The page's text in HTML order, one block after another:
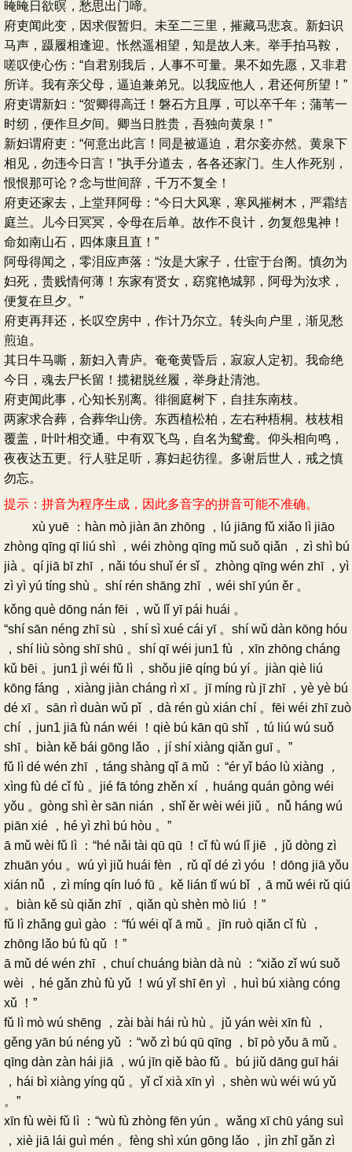
晻晻日欲暝，愁思出门啼。
府吏闻此变，因求假暂归。未至二三里，摧藏马悲哀。新妇识
马声，蹑履相逢迎。怅然遥相望，知是故人来。举手拍马鞍，
嗟叹使心伤：“自君别我后，人事不可量。果不如先愿，又非君
所详。我有亲父母，逼迫兼弟兄。以我应他人，君还何所望！”
府吏谓新妇：“贺卿得高迁！磐石方且厚，可以卒千年；蒲苇一
时纫，便作旦夕间。卿当日胜贵，吾独向黄泉！”
新妇谓府吏：“何意出此言！同是被逼迫，君尔妾亦然。黄泉下
相见，勿违今日言！”执手分道去，各各还家门。生人作死别，
恨恨那可论？念与世间辞，千万不复全！
府吏还家去，上堂拜阿母：“今日大风寒，寒风摧树木，严霜结
庭兰。儿今日冥冥，令母在后单。故作不良计，勿复怨鬼神！
命如南山石，四体康且直！”
阿母得闻之，零泪应声落：“汝是大家子，仕宦于台阁。慎勿为
妇死，贵贱情何薄！东家有贤女，窈窕艳城郭，阿母为汝求，
便复在旦夕。”
府吏再拜还，长叹空房中，作计乃尔立。转头向户里，渐见愁
煎迫。
其日牛马嘶，新妇入青庐。奄奄黄昏后，寂寂人定初。我命绝
今日，魂去尸长留！揽裙脱丝履，举身赴清池。
府吏闻此事，心知长别离。徘徊庭树下，自挂东南枝。
两家求合葬，合葬华山傍。东西植松柏，左右种梧桐。枝枝相
覆盖，叶叶相交通。中有双飞鸟，自名为鸳鸯。仰头相向鸣，
夜夜达五更。行人驻足听，寡妇起彷徨。多谢后世人，戒之慎
勿忘。
提示：拼音为程序生成，因此多音字的拼音可能不准确。
xù yuē ：hàn mò jiàn ān zhōng ，lú jiāng fǔ xiǎo lì jiāo
zhòng qīng qī liú shì ，wéi zhòng qīng mǔ suǒ qiǎn ，zì shì bú
jià 。qí jiā bī zhī ，nǎi tóu shuǐ ér sǐ 。zhòng qīng wén zhī ，yì
zì yì yú tíng shù 。shí rén shāng zhī ，wéi shī yún ěr 。
kǒng què dōng nán fēi ，wǔ lǐ yī pái huái 。
“shí sān néng zhī sù ，shí sì xué cái yī 。shí wǔ dàn kōng hóu
，shí liù sòng shī shū 。shí qī wéi jun1 fù ，xīn zhōng cháng
kǔ bēi 。jun1 jì wéi fǔ lì ，shǒu jiē qíng bú yí 。jiàn qiè liú
kōng fáng ，xiàng jiàn cháng rì xī 。jī míng rù jī zhī ，yè yè bú
dé xī 。sān rì duàn wǔ pǐ ，dà rén gù xián chí 。fēi wéi zhī zuò
chí ，jun1 jiā fù nán wéi ！qiè bú kān qū shǐ ，tú liú wú suǒ
shī 。biàn kě bái gōng lǎo ，jí shí xiàng qiǎn guī 。”
fǔ lì dé wén zhī ，táng shàng qǐ ā mǔ ：“ér yǐ báo lù xiàng ，
xìng fù dé cǐ fù 。jié fā tóng zhěn xí ，huáng quán gòng wéi
yǒu 。gòng shì èr sān nián ，shǐ ěr wèi wéi jiǔ 。nǚ háng wú
piān xié ，hé yì zhì bú hòu 。”
ā mǔ wèi fǔ lì ：“hé nǎi tài qū qū ！cǐ fù wú lǐ jiē ，jǔ dòng zì
zhuān yóu 。wú yì jiǔ huái fèn ，rǔ qǐ dé zì yóu ！dōng jiā yǒu
xián nǚ ，zì míng qín luó fū 。kě lián tǐ wú bǐ ，ā mǔ wéi rǔ qiú
。biàn kě sù qiǎn zhī ，qiǎn qù shèn mò liú ！”
fǔ lì zhǎng guì gào ：“fú wéi qǐ ā mǔ 。jīn ruò qiǎn cǐ fù ，
zhōng lǎo bú fù qǔ ！”
ā mǔ dé wén zhī ，chuí chuáng biàn dà nù ：“xiǎo zǐ wú suǒ
wèi ，hé gǎn zhù fù yǔ ！wú yǐ shī ēn yì ，huì bú xiàng cóng
xǔ ！”
fǔ lì mò wú shēng ，zài bài hái rù hù 。jǔ yán wèi xīn fù ，
gěng yān bú néng yǔ ：“wǒ zì bú qū qīng ，bī pò yǒu ā mǔ 。
qīng dàn zàn hái jiā ，wú jīn qiě bào fǔ 。bú jiǔ dāng guī hái
，hái bì xiàng yíng qǔ 。yǐ cǐ xià xīn yì ，shèn wù wéi wú yǔ
。”
xīn fù wèi fǔ lì ：“wù fù zhòng fēn yún 。wǎng xī chū yáng suì
，xiè jiā lái guì mén 。fèng shì xún gōng lǎo ，jìn zhǐ gǎn zì